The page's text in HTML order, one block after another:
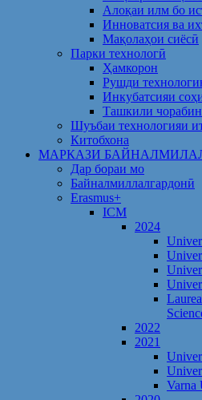
Алоқаи илм бо
Инноватсия ва
Мақолаҳои сиёсӣ
Парки технологӣ
Ҳамкорон
Рушди
Инкубатсияи
Ташкили
Шуъбаи технологияи
Китобхона
МАРКАЗИ
Дар бораи мо
Байналмиллалгардонӣ
Erasmus+
ICM
2024
2022
2021
Varna